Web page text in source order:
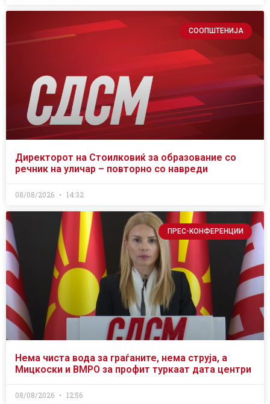
СООПШТЕНИЈА
Директорот на Стоилковиќ за образование со
речник на уличар – повторно со навреди
08/08/2026 14:32
ПРЕС-КОНФЕРЕНЦИИ
Нема чиста вода за граѓаните, нема струја, а
Мицкоски и ВМРО за профит туркаат дата центри
08/08/2026 12:56